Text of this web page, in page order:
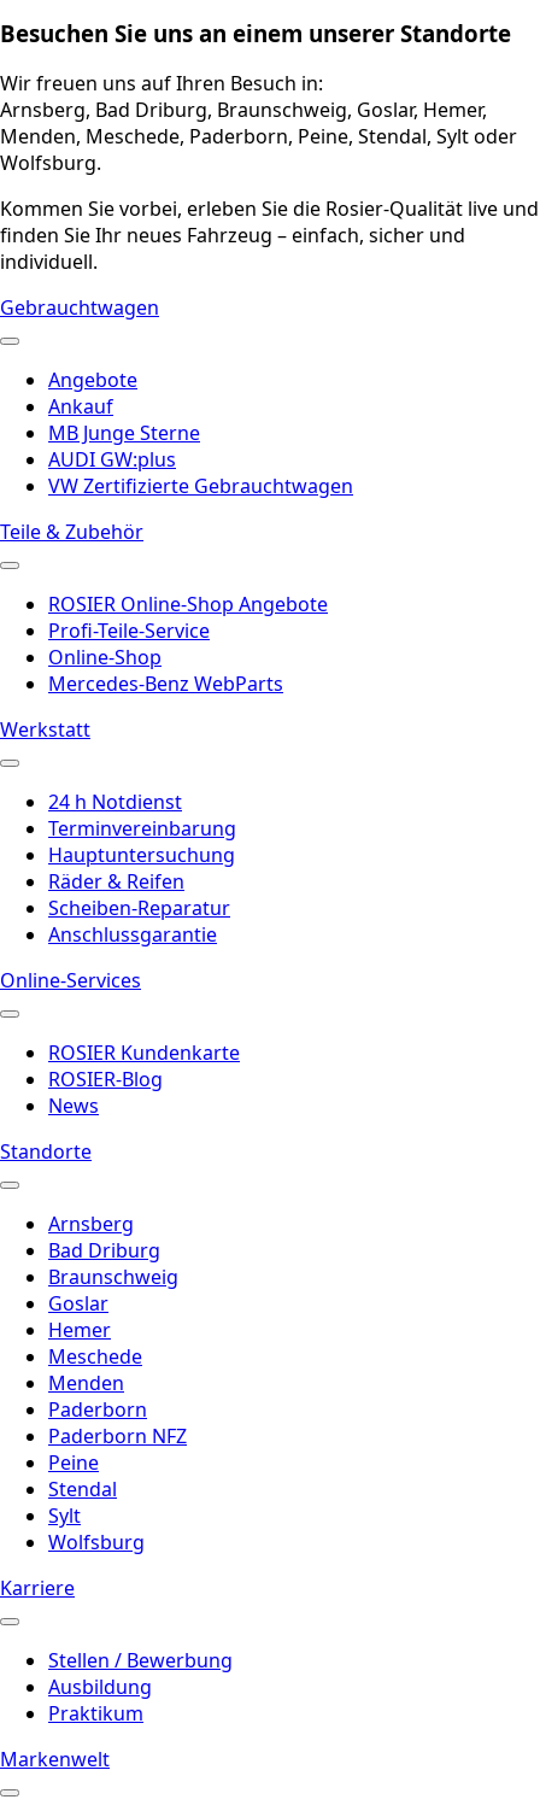
Besuchen Sie uns an einem unserer Standorte
Wir freuen uns auf Ihren Besuch in:
Arnsberg, Bad Driburg, Braunschweig, Goslar, Hemer,
Menden, Meschede, Paderborn, Peine, Stendal, Sylt oder
Wolfsburg.
Kommen Sie vorbei, erleben Sie die Rosier-Qualität live und
finden Sie Ihr neues Fahrzeug – einfach, sicher und
individuell.
Gebrauchtwagen
Angebote
Ankauf
MB Junge Sterne
AUDI GW:plus
VW Zertifizierte Gebrauchtwagen
Teile & Zubehör
ROSIER Online-Shop Angebote
Profi-Teile-Service
Online-Shop
Mercedes-Benz WebParts
Werkstatt
24 h Notdienst
Terminvereinbarung
Hauptuntersuchung
Räder & Reifen
Scheiben-Reparatur
Anschlussgarantie
Online-Services
ROSIER Kundenkarte
ROSIER-Blog
News
Standorte
Arnsberg
Bad Driburg
Braunschweig
Goslar
Hemer
Meschede
Menden
Paderborn
Paderborn NFZ
Peine
Stendal
Sylt
Wolfsburg
Karriere
Stellen / Bewerbung
Ausbildung
Praktikum
Markenwelt